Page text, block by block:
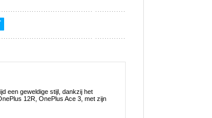
een geweldige stijl, dankzij het
12R, OnePlus Ace 3, met zijn